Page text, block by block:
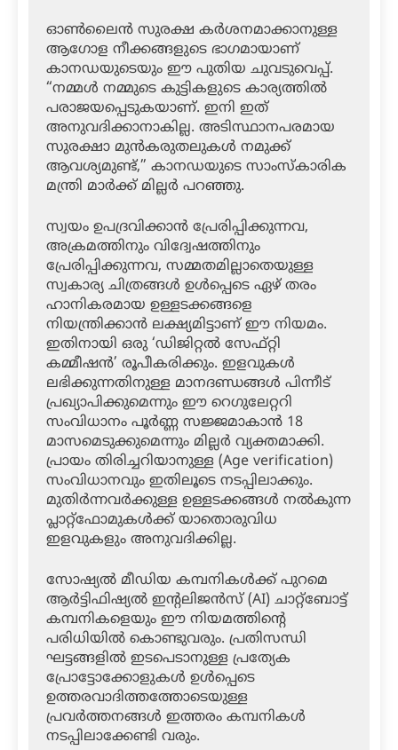
ഓൺലൈൻ സുരക്ഷ കർശനമാക്കാനുള്ള
ആഗോള നീക്കങ്ങളുടെ ഭാഗമായാണ്
കാനഡയുടെയും ഈ പുതിയ ചുവടുവെപ്പ്.
“നമ്മൾ നമ്മുടെ കുട്ടികളുടെ കാര്യത്തിൽ
പരാജയപ്പെടുകയാണ്. ഇനി ഇത്
അനുവദിക്കാനാകില്ല. അടിസ്ഥാനപരമായ
സുരക്ഷാ മുൻകരുതലുകൾ നമുക്ക്
ആവശ്യമുണ്ട്,” കാനഡയുടെ സാംസ്കാരിക
മന്ത്രി മാർക്ക് മില്ലർ പറഞ്ഞു.
സ്വയം ഉപദ്രവിക്കാൻ പ്രേരിപ്പിക്കുന്നവ,
അക്രമത്തിനും വിദ്വേഷത്തിനും
പ്രേരിപ്പിക്കുന്നവ, സമ്മതമില്ലാതെയുള്ള
സ്വകാര്യ ചിത്രങ്ങൾ ഉൾപ്പെടെ ഏഴ് തരം
ഹാനികരമായ ഉള്ളടക്കങ്ങളെ
നിയന്ത്രിക്കാൻ ലക്ഷ്യമിട്ടാണ് ഈ നിയമം.
ഇതിനായി ഒരു ‘ഡിജിറ്റൽ സേഫ്റ്റി
കമ്മീഷൻ’ രൂപീകരിക്കും. ഇളവുകൾ
ലഭിക്കുന്നതിനുള്ള മാനദണ്ഡങ്ങൾ പിന്നീട്
പ്രഖ്യാപിക്കുമെന്നും ഈ റെഗുലേറ്ററി
സംവിധാനം പൂർണ്ണ സജ്ജമാകാൻ 18
മാസമെടുക്കുമെന്നും മില്ലർ വ്യക്തമാക്കി.
പ്രായം തിരിച്ചറിയാനുള്ള (Age verification)
സംവിധാനവും ഇതിലൂടെ നടപ്പിലാക്കും.
മുതിർന്നവർക്കുള്ള ഉള്ളടക്കങ്ങൾ നൽകുന്ന
പ്ലാറ്റ്‌ഫോമുകൾക്ക് യാതൊരുവിധ
ഇളവുകളും അനുവദിക്കില്ല.
സോഷ്യൽ മീഡിയ കമ്പനികൾക്ക് പുറമെ
ആർട്ടിഫിഷ്യൽ ഇന്റലിജൻസ് (AI) ചാറ്റ്ബോട്ട്
കമ്പനികളെയും ഈ നിയമത്തിന്റെ
പരിധിയിൽ കൊണ്ടുവരും. പ്രതിസന്ധി
ഘട്ടങ്ങളിൽ ഇടപെടാനുള്ള പ്രത്യേക
പ്രോട്ടോക്കോളുകൾ ഉൾപ്പെടെ
ഉത്തരവാദിത്തത്തോടെയുള്ള
പ്രവർത്തനങ്ങൾ ഇത്തരം കമ്പനികൾ
നടപ്പിലാക്കേണ്ടി വരും.